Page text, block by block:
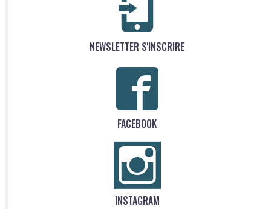
NEWSLETTER S'INSCRIRE
FACEBOOK
INSTAGRAM